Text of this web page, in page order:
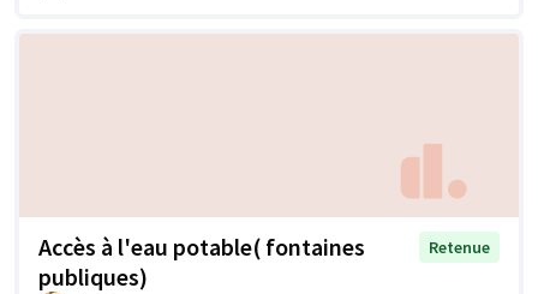
Accès à l'eau potable( fontaines
publiques)
Retenue